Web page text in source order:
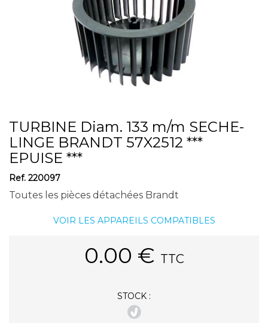
TURBINE Diam. 133 m/m SECHE-
LINGE BRANDT 57X2512 ***
EPUISE ***
Ref. 220097
Toutes les pièces détachées Brandt
VOIR LES APPAREILS COMPATIBLES
0.00 € TTC
STOCK :